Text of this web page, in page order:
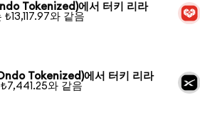
Tokenized)에서 터키 리라
와 같음
Tokenized)에서 터키 리라
와 같음